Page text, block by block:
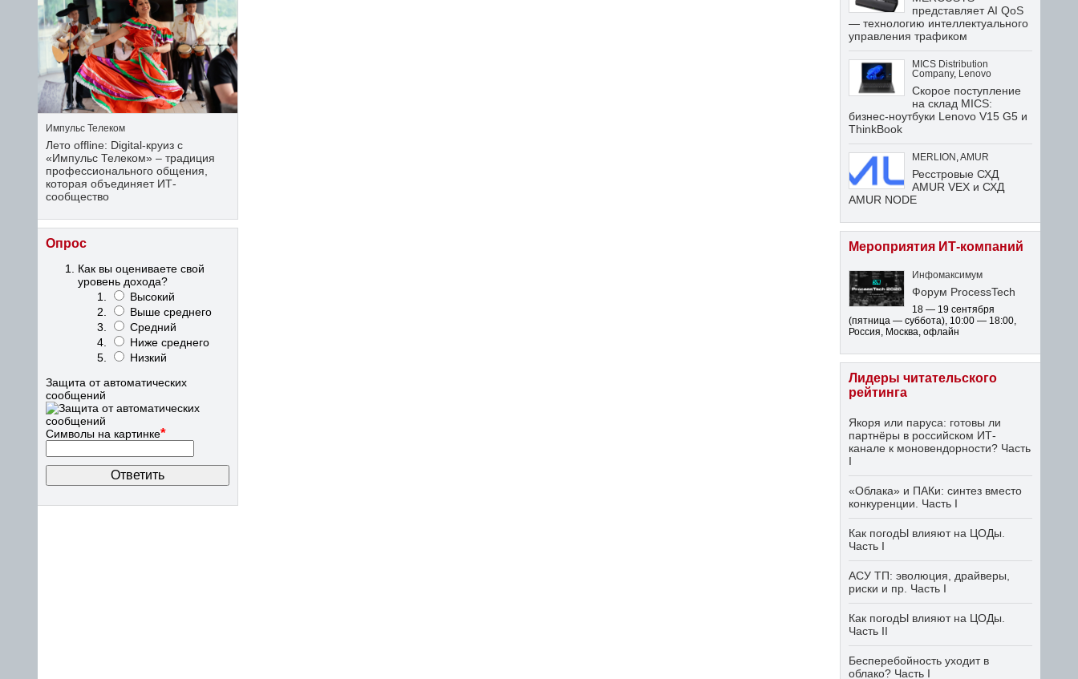
Импульс Телеком
Лето offline: Digital-круиз с
«Импульс Телеком» – традиция
профессионального общения,
которая объединяет ИТ-
сообщество
Опрос
Как вы оцениваете свой
уровень дохода?
Высокий
Выше среднего
Средний
Ниже среднего
Низкий
Защита от автоматических
сообщений
Символы на картинке*
представляет AI QoS
— технологию интеллектуального
управления трафиком
MICS Distribution
Company, Lenovo
Скорое поступление
на склад MICS:
бизнес-ноутбуки Lenovo V15 G5 и
ThinkBook
MERLION AMUR
Ресстровые СХД
AMUR VEX и СХД
AMUR NODE
Мероприятия ИТ-компаний
Инфомаксимум
Форум ProcessTech
18 — 19 сентября
(пятница — суббота), 10:00 — 18:00,
Россия, Москва, офлайн
Лидеры читательского
рейтинга
Якоря или паруса: готовы ли
партнёры в российском ИТ-
канале к моновендорности? Часть
I
«Облака» и ПАКи: синтез вместо
конкуренции. Часть I
Как погодЫ влияют на ЦОДы.
Часть I
АСУ ТП: эволюция, драйверы,
риски и пр. Часть I
Как погодЫ влияют на ЦОДы.
Часть II
Бесперебойность уходит в
облако? Часть I